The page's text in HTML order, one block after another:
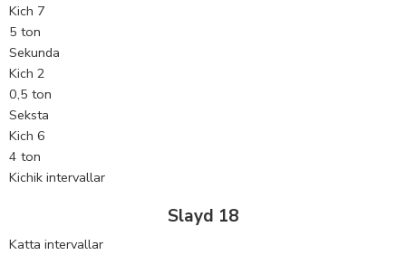
Kich 7
5 ton
Sekunda
Kich 2
0,5 ton
Seksta
Kich 6
4 ton
Kichik intervallar
Slayd 18
Katta intervallar